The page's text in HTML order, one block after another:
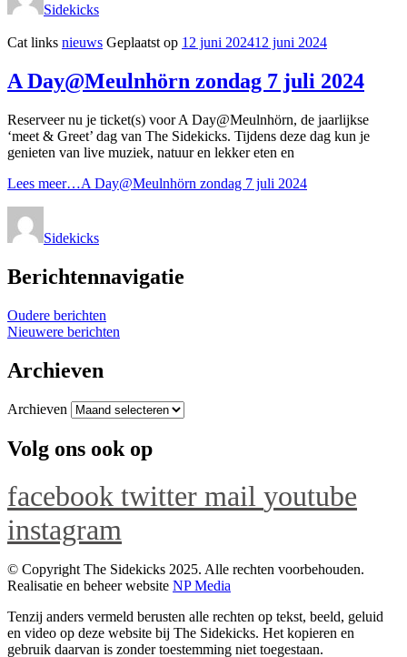
Sidekicks
Cat links nieuws Geplaatst op 12 juni 202412 juni 2024
A Day@Meulnhörn zondag 7 juli 2024
Reserveer nu je ticket(s) voor A Day@Meulnhörn, de jaarlijkse
‘meet & Greet’ dag van The Sidekicks. Tijdens deze dag kun je
genieten van live muziek, natuur en lekker eten en
Lees meer…A Day@Meulnhörn zondag 7 juli 2024
Sidekicks
Berichtennavigatie
Oudere berichten
Nieuwere berichten
Archieven
Archieven
Volg ons ook op
facebook twitter mail youtube
instagram
© Copyright The Sidekicks 2025. Alle rechten voorbehouden.
Realisatie en beheer website NP Media
Tenzij anders vermeld berusten alle rechten op tekst, beeld, geluid
en video op deze website bij The Sidekicks. Het kopieren en
gebruik daarvan is zonder toestemming niet toegestaan.